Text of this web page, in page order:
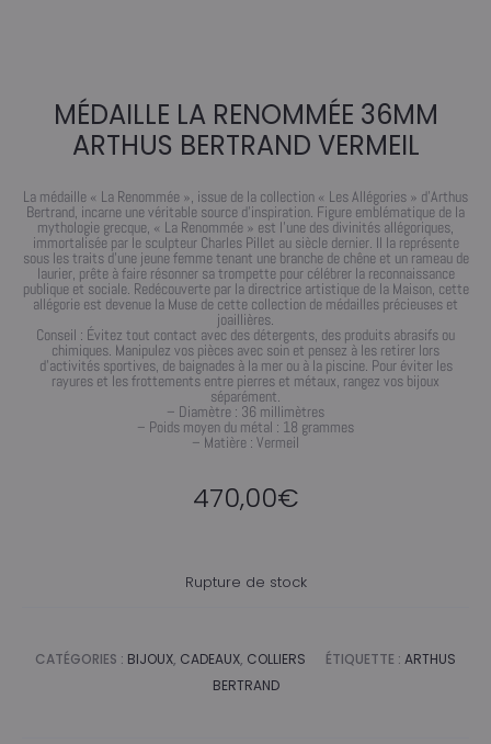
MÉDAILLE LA RENOMMÉE 36MM
ARTHUS BERTRAND VERMEIL
La médaille « La Renommée », issue de la collection « Les Allégories » d’Arthus
Bertrand, incarne une véritable source d’inspiration. Figure emblématique de la
mythologie grecque, « La Renommée » est l’une des divinités allégoriques,
immortalisée par le sculpteur Charles Pillet au siècle dernier. Il la représente
sous les traits d’une jeune femme tenant une branche de chêne et un rameau de
laurier, prête à faire résonner sa trompette pour célébrer la reconnaissance
publique et sociale. Redécouverte par la directrice artistique de la Maison, cette
allégorie est devenue la Muse de cette collection de médailles précieuses et
joaillières.
Conseil : Évitez tout contact avec des détergents, des produits abrasifs ou
chimiques. Manipulez vos pièces avec soin et pensez à les retirer lors
d’activités sportives, de baignades à la mer ou à la piscine. Pour éviter les
rayures et les frottements entre pierres et métaux, rangez vos bijoux
séparément.
– Diamètre : 36 millimètres
– Poids moyen du métal : 18 grammes
– Matière : Vermeil
470,00€
Rupture de stock
CATÉGORIES : BIJOUX, CADEAUX, COLLIERS ÉTIQUETTE : ARTHUS
BERTRAND